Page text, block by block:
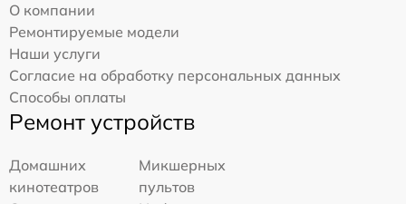
О компании
Ремонтируемые модели
Наши услуги
Согласие на обработку персональных данных
Способы оплаты
Ремонт устройств
Домашних
кинотеатров
Микшерных
пультов